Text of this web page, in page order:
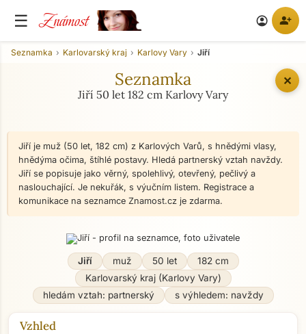
☰ Známost account_circle person_add
✕
Seznamka Karlovarský kraj Karlovy Vary Jiří
Seznamka
Jiří 50 let 182 cm Karlovy Vary
Jiří je muž (50 let, 182 cm) z Karlových Varů, s hnědými vlasy,
hnědýma očima, štíhlé postavy. Hledá partnerský vztah navždy.
Jiří se popisuje jako věrný, spolehlivý, otevřený, pečlivý a
naslouchající. Je nekuřák, s výučním listem. Registrace a
komunikace na seznamce Znamost.cz je zdarma.
Jiří muž 50 let
182 cm
Karlovarský kraj (Karlovy Vary)
hledám vztah: partnerský
s výhledem: navždy
Vzhled